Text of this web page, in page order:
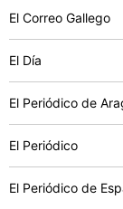
El Correo Gallego
El Día
El Periódico de
El Periódico
El Periódico de